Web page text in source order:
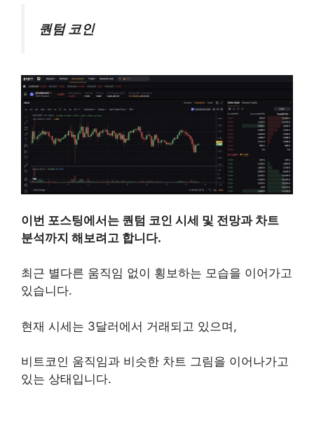
퀀텀 코인
이번 포스팅에서는 퀀텀 코인 시세 및 전망과 차트
분석까지 해보려고 합니다.
최근 별다른 움직임 없이 횡보하는 모습을 이어가고
있습니다.
현재 시세는 3달러에서 거래되고 있으며,
비트코인 움직임과 비슷한 차트 그림을 이어나가고
있는 상태입니다.